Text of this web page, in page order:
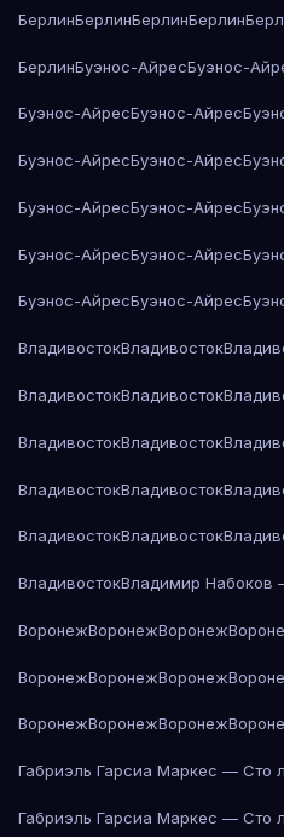
БерлинБерлинБерлинБерлин
БерлинБуэнос-АйресБуэнос-
Буэнос-АйресБуэнос-Айрес
Буэнос-АйресБуэнос-Айрес
Буэнос-АйресБуэнос-Айрес
Буэнос-АйресБуэнос-Айрес
Буэнос-АйресБуэнос-Айрес
ВладивостокВладивосток
ВладивостокВладивосток
ВладивостокВладивосток
ВладивостокВладивосток
ВладивостокВладивосток
ВладивостокВладимир Набоков
ВоронежВоронежВоронеж
ВоронежВоронежВоронеж
ВоронежВоронежВоронеж
Габриэль Гарсиа Маркес — Сто
Габриэль Гарсиа Маркес — Сто